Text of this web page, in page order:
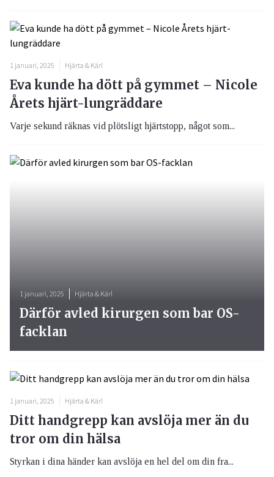
1 januari, 2025 Hjärta & Kärl
Eva kunde ha dött på gymmet – Nicole
Årets hjärt-lungräddare
Varje sekund räknas vid plötsligt hjärtstopp, något som...
1 januari, 2025 Hjärta & Kärl
Därför avled kirurgen som bar OS-
facklan
1 januari, 2025 Hjärta & Kärl
Ditt handgrepp kan avslöja mer än du
tror om din hälsa
Styrkan i dina händer kan avslöja en hel del om din fra...